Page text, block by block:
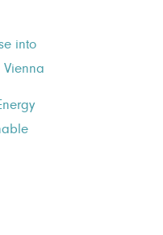
into
Vienna